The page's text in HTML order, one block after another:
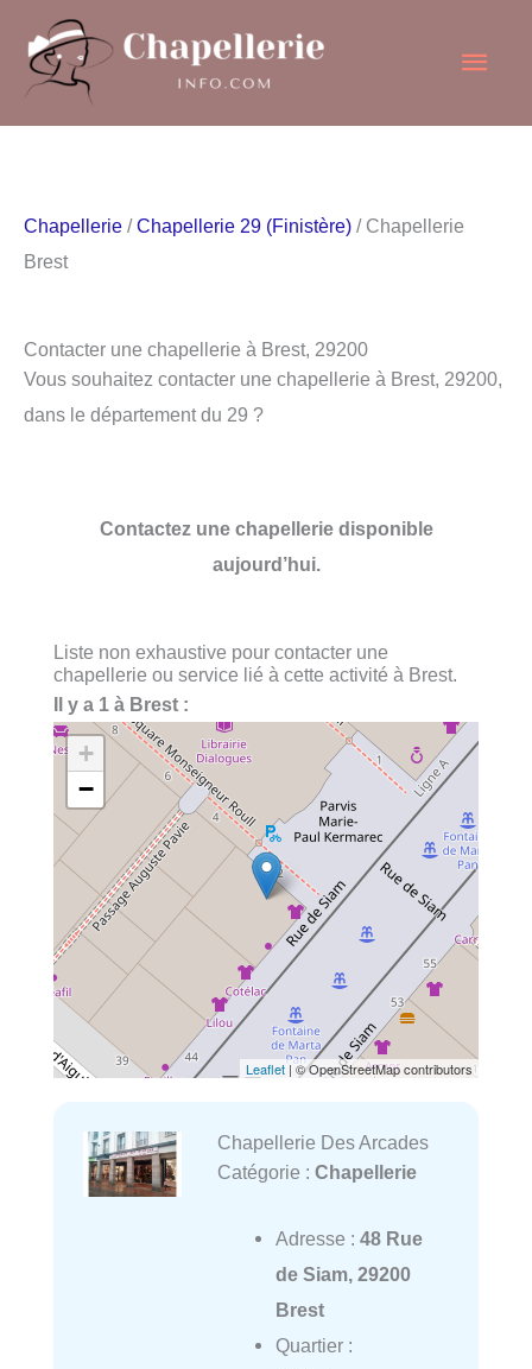
contenu
Chapellerie /Chapellerie 29 (Finistère) / Chapellerie
Brest
Contacter une chapellerie à Brest, 29200
Vous souhaitez contacter une chapellerie à Brest, 29200,
dans le département du 29 ?
Contactez une chapellerie disponible
aujourd’hui.
Liste non exhaustive pour contacter une
chapellerie ou service lié à cette activité à Brest.
Il y a 1 à Brest :
+
−
Leaflet| © OpenStreetMap contributors
Chapellerie Des Arcades
Catégorie : Chapellerie
Adresse : 48 Rue
de Siam, 29200
Brest
Quartier :